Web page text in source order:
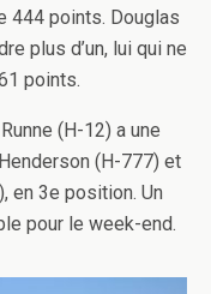
444 points. Douglas
plus d’un, lui qui ne
points.
(H-12) a une
(H-777) et
en 3e position. Un
pour le week-end.